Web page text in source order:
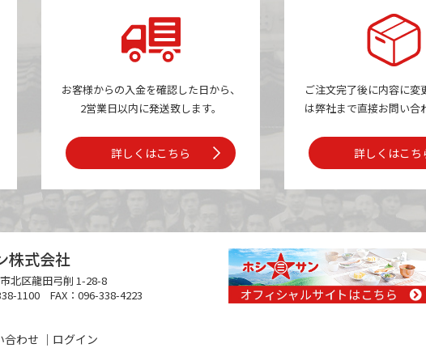
お客様からの入金を確認した日から、
2営業日以内に発送致します。
詳しくはこちら
ご注文完了後に内容に変
は弊社まで直接お問い合
詳しくはこち
株式会社
北区龍田弓削 1-28-8
1100
FAX：096-338-4223
合わせ ログイン